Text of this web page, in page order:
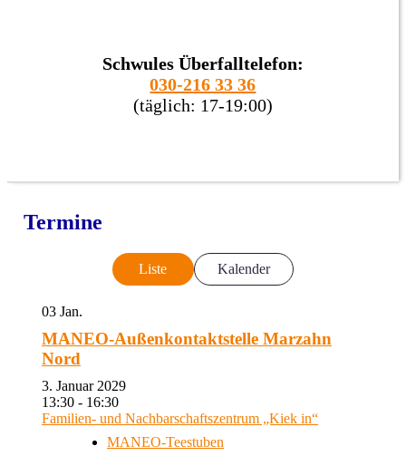
Schwules Überfalltelefon:
030-216 33 36
(täglich: 17-19:00)
Termine
Liste Kalender
03 Jan.
MANEO-Außenkontaktstelle Marzahn
Nord
3. Januar 2029
13:30 - 16:30
Familien- und Nachbarschaftszentrum „Kiek in“
MANEO-Teestuben